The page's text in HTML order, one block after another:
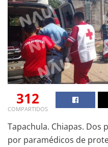
312
COMPARTIDOS
Tapachula. Chiapas. Dos
por paramédicos de